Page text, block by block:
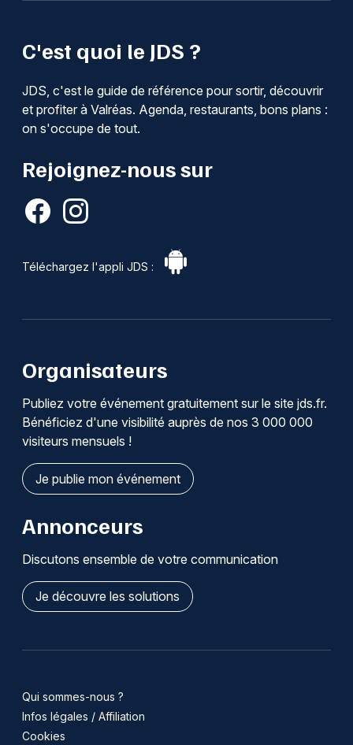
C'est quoi le JDS ?
JDS, c'est le guide de référence pour sortir, découvrir
et profiter à Valréas. Agenda, restaurants, bons plans :
on s'occupe de tout.
Rejoignez-nous sur
Téléchargez l'appli JDS :
Organisateurs
Publiez votre événement gratuitement sur le site jds.fr.
Bénéficiez d'une visibilité auprès de nos 3 000 000
visiteurs mensuels !
Je publie mon événement
Annonceurs
Discutons ensemble de votre communication
Je découvre les solutions
Qui sommes-nous ?
Infos légales / Affiliation
Cookies